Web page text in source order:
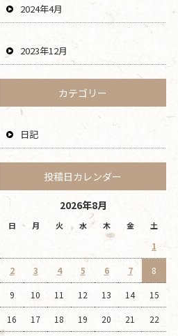
2024年4月
2023年12月
カテゴリー
日記
投稿日カレンダー
2026年8月
日 月 火 水 木 金 土
1
2 3 4 5 6 7 8
9 10 11 12 13 14 15
16 17 18 19 20 21 22